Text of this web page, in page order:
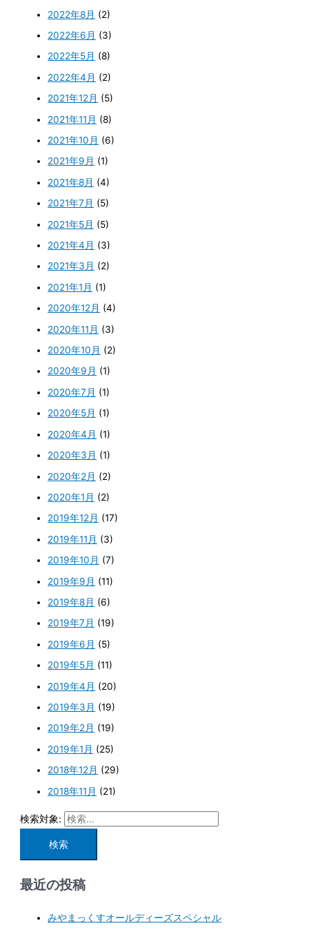
2022年8月 (2)
2022年6月 (3)
2022年5月 (8)
2022年4月 (2)
2021年12月 (5)
2021年11月 (8)
2021年10月 (6)
2021年9月 (1)
2021年8月 (4)
2021年7月 (5)
2021年5月 (5)
2021年4月 (3)
2021年3月 (2)
2021年1月 (1)
2020年12月 (4)
2020年11月 (3)
2020年10月 (2)
2020年9月 (1)
2020年7月 (1)
2020年5月 (1)
2020年4月 (1)
2020年3月 (1)
2020年2月 (2)
2020年1月 (2)
2019年12月 (17)
2019年11月 (3)
2019年10月 (7)
2019年9月 (11)
2019年8月 (6)
2019年7月 (19)
2019年6月 (5)
2019年5月 (11)
2019年4月 (20)
2019年3月 (19)
2019年2月 (19)
2019年1月 (25)
2018年12月 (29)
2018年11月 (21)
検索対象:
最近の投稿
みやまっくすオールディーズスペシャル